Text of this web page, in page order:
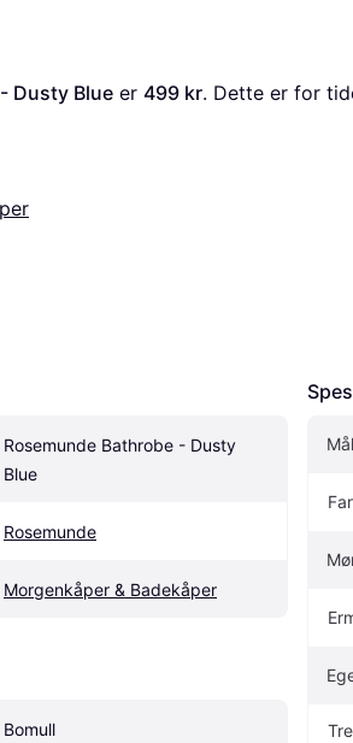
Dusty Blue er 499 kr. Dette er for
Rosemunde Bathrobe - Dusty
Blue
Rosemunde
Morgenkåper & Badekåper
Bomull